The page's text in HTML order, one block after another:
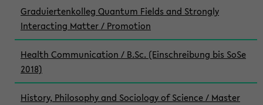
Graduiertenkolleg Quantum Fields and Strongly
Interacting Matter / Promotion
Health Communication / B.Sc. (Einschreibung bis SoSe
2018)
History, Philosophy and Sociology of Science / Master